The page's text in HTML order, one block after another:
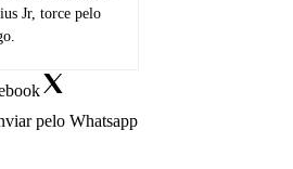
Jr, torce pelo
pelo Whatsapp